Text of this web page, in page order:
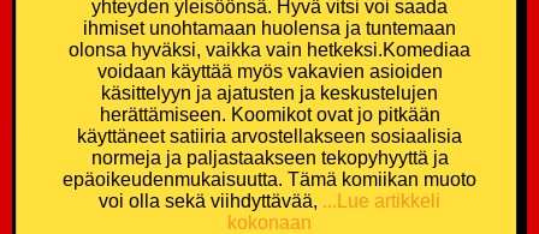
yhteyden yleisöönsä. Hyvä vitsi voi saada
ihmiset unohtamaan huolensa ja tuntemaan
olonsa hyväksi, vaikka vain hetkeksi.Komediaa
voidaan käyttää myös vakavien asioiden
käsittelyyn ja ajatusten ja keskustelujen
herättämiseen. Koomikot ovat jo pitkään
käyttäneet satiiria arvostellakseen sosiaalisia
normeja ja paljastaakseen tekopyhyyttä ja
epäoikeudenmukaisuutta. Tämä komiikan muoto
voi olla sekä viihdyttävää, ...Lue artikkeli
kokonaan